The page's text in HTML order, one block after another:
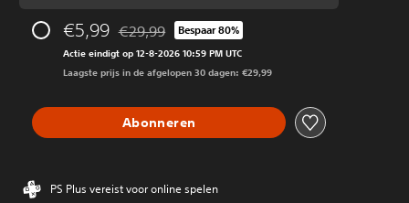
€5,99 Korting ten opzichte van de oorspronkelijke
€29,99 Bespaar 80%
Actie eindigt op 12-8-2026 10:59 PM UTC
Laagste prijs in de afgelopen 30 dagen: €29,99
Abonneren
PS Plus vereist voor online spelen